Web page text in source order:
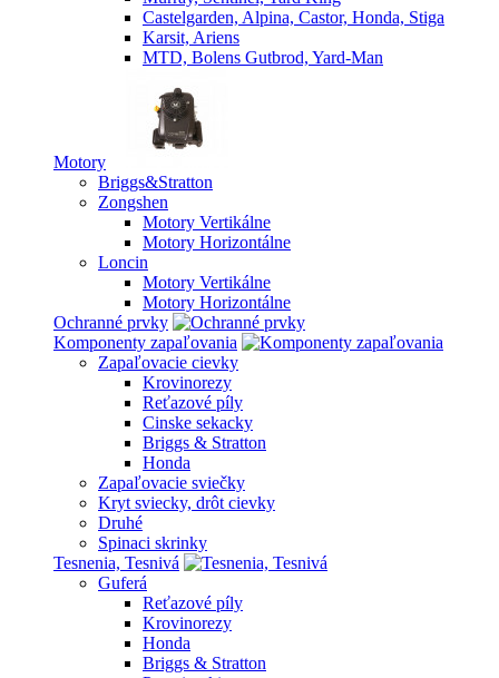
Castelgarden, Alpina, Castor, Honda, Stiga
Karsit, Ariens
MTD, Bolens Gutbrod, Yard-Man
Motory
Briggs&Stratton
Zongshen
Motory Vertikálne
Motory Horizontálne
Loncin
Motory Vertikálne
Motory Horizontálne
Ochranné prvky
Komponenty zapaľovania
Zapaľovacie cievky
Krovinorezy
Reťazové píly
Cinske sekacky
Briggs & Stratton
Honda
Zapaľovacie sviečky
Kryt sviecky, drôt cievky
Druhé
Spinaci skrinky
Tesnenia, Tesnivá
Guferá
Reťazové píly
Krovinorezy
Honda
Briggs & Stratton